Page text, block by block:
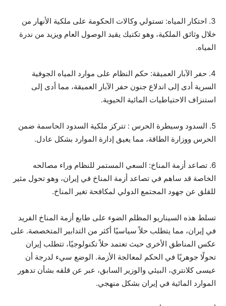
3. احتكار المياه: تستولي وكالات الحكومة على ملكية الأنهار من
خلال وثائق الملكية، وهو تكتيك يقيد الوصول العام ويزيد من ندرة
المياه.
4. حفر الآبار العميقة: حكم النظام على موارد المياه الجوفية
السرية أدى إلى اندلاع جنون حفر الآبار العميقة، مما أدى إلى
استنزاف الاحتياطيات المائية الحيوية.
5. السدود وسيطرة الحرس : تتركز ملكية السدود الحاسمة ضمن
الحرس ووزارة الطاقة، مما يعيق إدارة الموارد بشكل عادل.
6. تصاعد أزمة المناخ: السعي المستمر للنظام وراء مصالحه
الخاصة قد ساهم في تصاعد أزمة المناخ في إيران، وهو تحول مثير
للقلق عن جهود المجتمع الدولي لمكافحة تغير المناخ.
تسلط هذه السيناريو المظلم الضوء على طابع أزمة المناخ الفريد
في إيران، مما يتطلب حلاً سياسيًا أكثر من التدابير المتخصصة. على
عكس المناطق الأخرى حيث تعتمد حلاً تكنولوجيًا، تتطلب إيران
تحولًا جوهريًا في الحكم لمعالجة الأزمة. الوضع سيء لدرجة أن
عیسی كلانتري، البيئي والوزير السابق، عبر عن قلقه بشأن تدهور
الموارد المائية في إيران بشكل منهجي.